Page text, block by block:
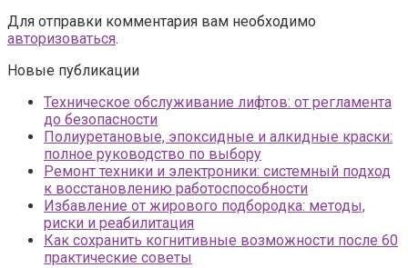
Для отправки комментария вам необходимо
авторизоваться.
Новые публикации
Техническое обслуживание лифтов: от регламента
до безопасности
Полиуретановые, эпоксидные и алкидные краски:
полное руководство по выбору
Ремонт техники и электроники: системный подход
к восстановлению работоспособности
Избавление от жирового подбородка: методы,
риски и реабилитация
Как сохранить когнитивные возможности после 60
практические советы